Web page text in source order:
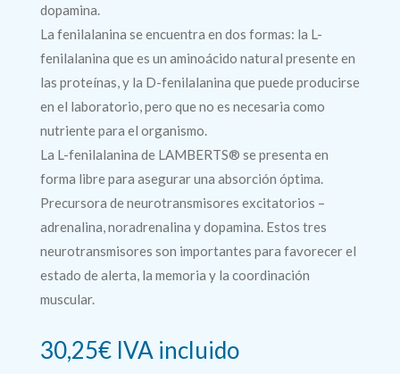
dopamina.
La fenilalanina se encuentra en dos formas: la L-
fenilalanina que es un aminoácido natural presente en
las proteínas, y la D-fenilalanina que puede producirse
en el laboratorio, pero que no es necesaria como
nutriente para el organismo.
La L-fenilalanina de LAMBERTS® se presenta en
forma libre para asegurar una absorción óptima.
Precursora de neurotransmisores excitatorios –
adrenalina, noradrenalina y dopamina. Estos tres
neurotransmisores son importantes para favorecer el
estado de alerta, la memoria y la coordinación
muscular.
30,25€ IVA incluido